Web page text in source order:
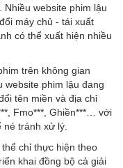
website phim lậu
máy chủ - tái xuất
có thể xuất hiện nhiều
trên không gian
website phim lậu đang
tên miền và địa chỉ
Fmo***, Ghiền***… với
tránh xử lý.
chỉ thực hiện theo
khai đồng bộ cả giải